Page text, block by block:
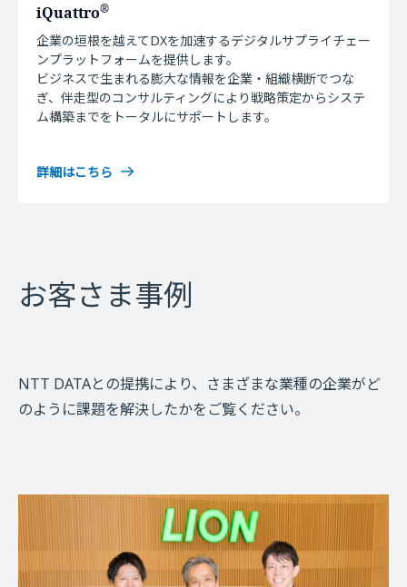
iQuattro®
企業の垣根を越えてDXを加速するデジタルサプライチェー
ンプラットフォームを提供します。
ビジネスで生まれる膨大な情報を企業・組織横断でつな
ぎ、伴走型のコンサルティングにより戦略策定からシステ
ム構築までをトータルにサポートします。
詳細はこちら
お客さま事例
NTT DATAとの提携により、さまざまな業種の企業がど
のように課題を解決したかをご覧ください。